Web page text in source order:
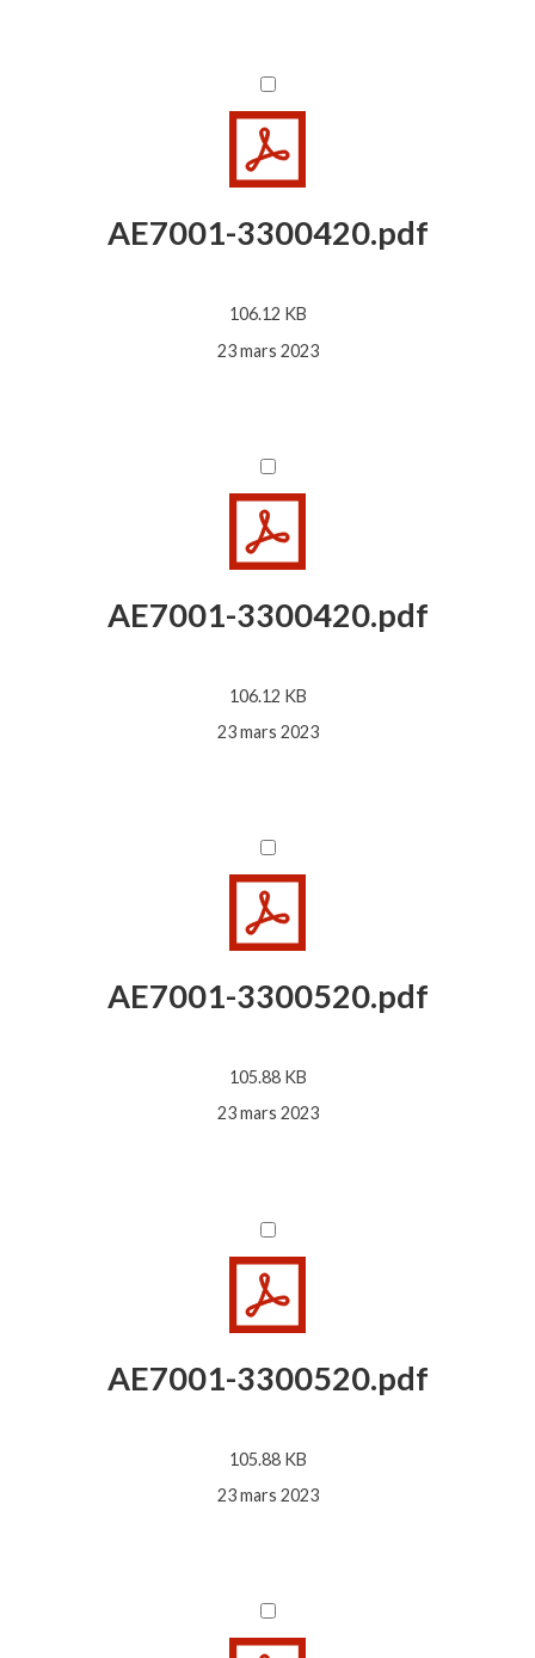
AE7001-3300420.pdf
106.12 KB
23 mars 2023
AE7001-3300420.pdf
106.12 KB
23 mars 2023
AE7001-3300520.pdf
105.88 KB
23 mars 2023
AE7001-3300520.pdf
105.88 KB
23 mars 2023